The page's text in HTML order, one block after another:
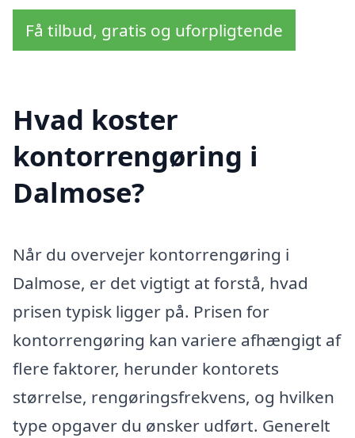
Få tilbud, gratis og uforpligtende
Hvad koster
kontorrengøring i
Dalmose?
Når du overvejer kontorrengøring i
Dalmose, er det vigtigt at forstå, hvad
prisen typisk ligger på. Prisen for
kontorrengøring kan variere afhængigt af
flere faktorer, herunder kontorets
størrelse, rengøringsfrekvens, og hvilken
type opgaver du ønsker udført. Generelt